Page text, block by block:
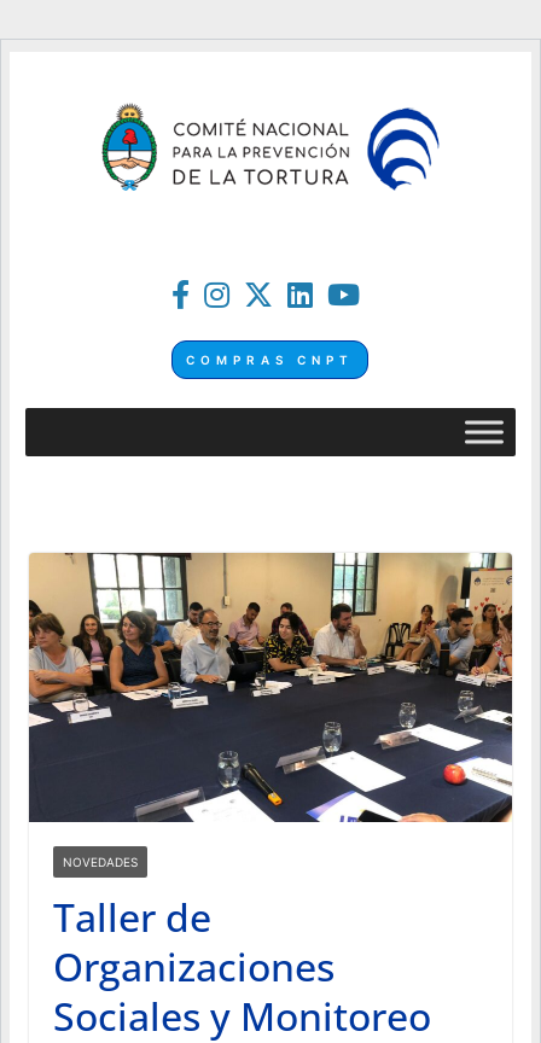
COMPRAS CNPT
NOVEDADES
Taller de
Organizaciones
Sociales y Monitoreo